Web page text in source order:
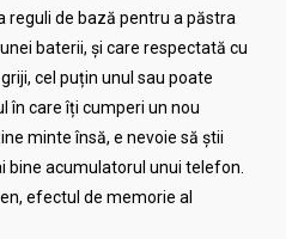
reguli de bază pentru a păstra
baterii, și care respectată cu
cel puțin unul sau poate
în care îți cumperi un nou
minte însă, e nevoie să știi
bine acumulatorul unui telefon.
efectul de memorie al